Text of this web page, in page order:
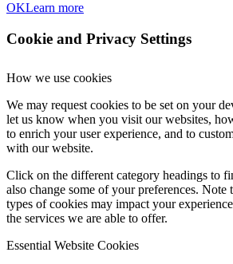
OKLearn more
Cookie and Privacy Settings
How we use cookies
We may request cookies to be set on your
let us know when you visit our websites,
to enrich your user experience, and to
with our website.
Click on the different category headings to
also change some of your preferences. Note
types of cookies may impact your
the services we are able to offer.
Essential Website Cookies